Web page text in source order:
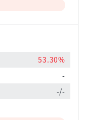
53.30%
-
-/-